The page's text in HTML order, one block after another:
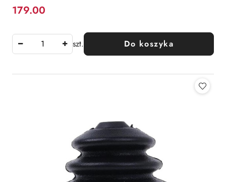
Cena:
179.00
szt. Do koszyka